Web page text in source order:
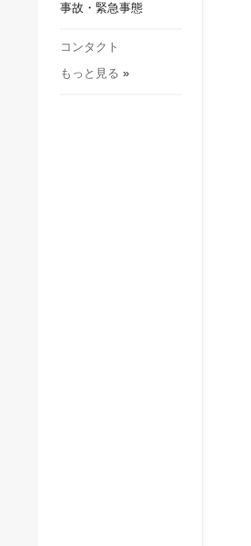
スポーツ
事故・緊急事態
コンタクト
もっと見る »